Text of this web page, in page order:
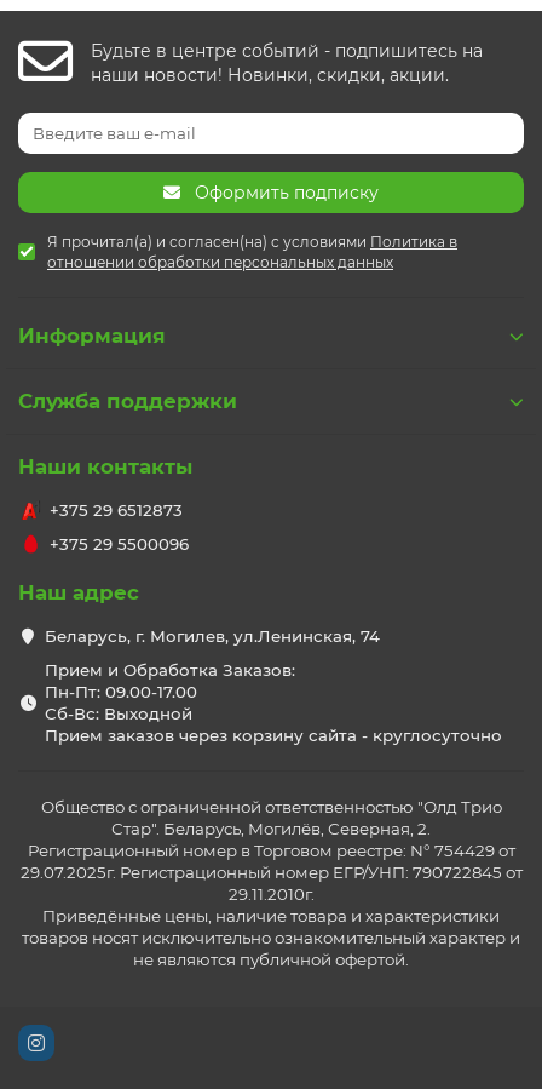
Будьте в центре событий - подпишитесь на
наши новости! Новинки, скидки, акции.
Оформить подписку
Я прочитал(а) и согласен(на) с условиями Политика в
отношении обработки персональных данных
Информация
Служба поддержки
Наши контакты
+375 29 6512873
+375 29 5500096
Наш адрес
Беларусь, г. Могилев, ул.Ленинская, 74
Прием и Обработка Заказов:
Пн-Пт: 09.00-17.00
Сб-Вс: Выходной
Прием заказов через корзину сайта - круглосуточно
Общество с ограниченной ответственностью "Олд Трио
Стар". Беларусь, Могилёв, Северная, 2.
Регистрационный номер в Торговом реестре: N° 754429 от
29.07.2025г. Регистрационный номер ЕГР/УНП: 790722845 от
29.11.2010г.
Приведённые цены, наличие товара и характеристики
товаров носят исключительно ознакомительный характер и
не являются публичной офертой.